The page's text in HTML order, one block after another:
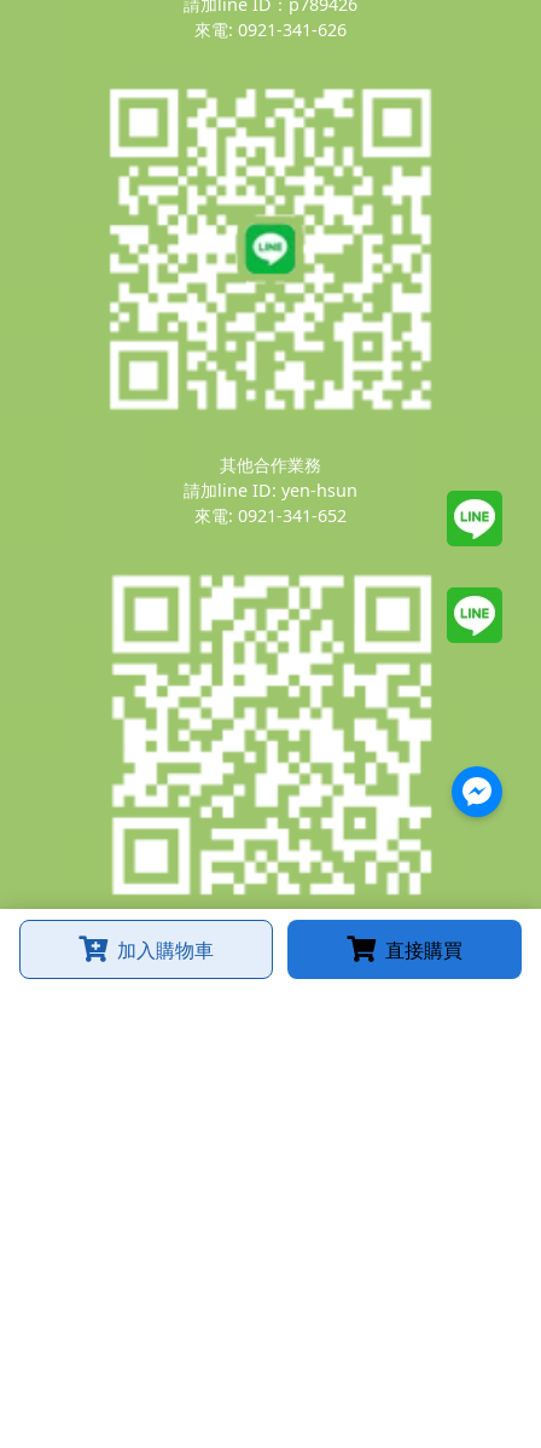
加入購物車 直接購買
來電: 0921-341-626
其他合作業務
請加line ID: yen-hsun
來電: 0921-341-652
臉書粉絲專頁